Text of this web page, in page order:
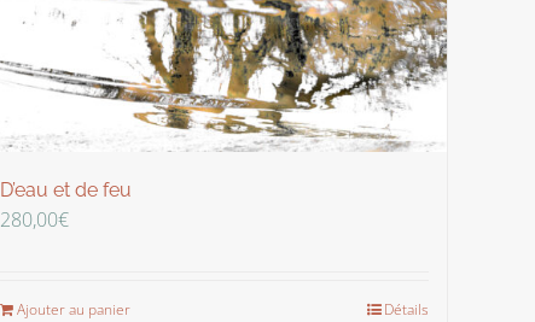
D’eau et de feu
280,00€
Ajouter au panier Détails